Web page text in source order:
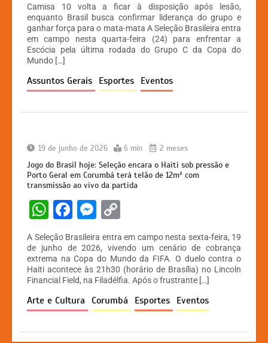
at
s
A
p
p
c
e
b
o
o
k
s
s
e
n
g
er
p
y
Li
n
k
Camisa 10 volta a ficar à disposição após lesão,
enquanto Brasil busca confirmar liderança do grupo e
ganhar força para o mata-mata A Seleção Brasileira entra
em campo nesta quarta-feira (24) para enfrentar a
Escócia pela última rodada do Grupo C da Copa do
Mundo […]
Assuntos Gerais Esportes Eventos
19 de junho de 2026 6 min 2 meses
Jogo do Brasil hoje: Seleção encara o Haiti sob pressão e
Porto Geral em Corumbá terá telão de 12m² com
transmissão ao vivo da partida
W
h
at
s
A
p
F
c
e
b
o
M
s
s
e
n
p
y
Li
n
A Seleção Brasileira entra em campo nesta sexta-feira, 19
de junho de 2026, vivendo um cenário de cobrança
extrema na Copa do Mundo da FIFA. O duelo contra o
Haiti acontece às 21h30 (horário de Brasília) no Lincoln
Financial Field, na Filadélfia. Após o frustrante […]
Arte e Cultura Corumbá Esportes Eventos